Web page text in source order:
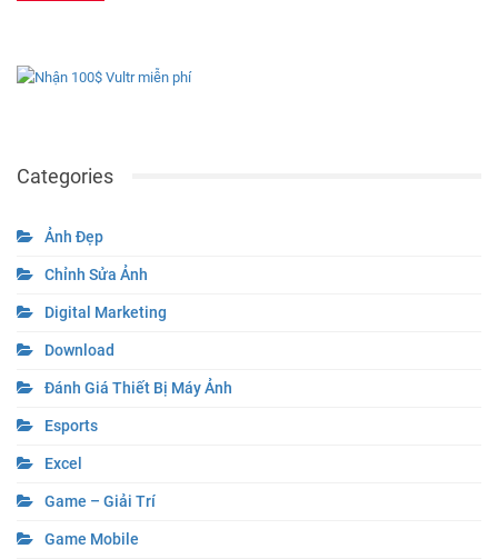
Categories
Ảnh Đẹp
Chỉnh Sửa Ảnh
Digital Marketing
Download
Đánh Giá Thiết Bị Máy Ảnh
Esports
Excel
Game – Giải Trí
Game Mobile